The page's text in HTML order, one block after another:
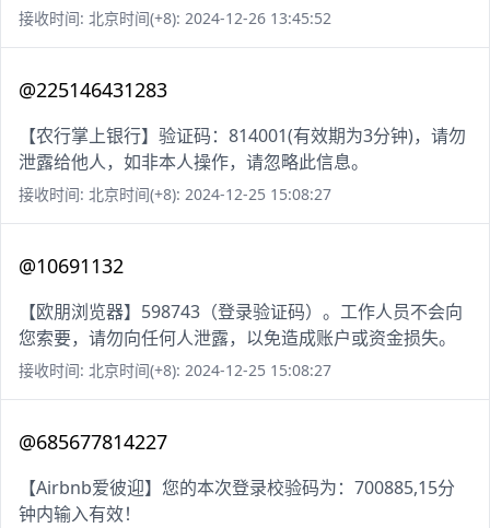
接收时间: 北京时间(+8): 2024-12-26 13:45:52
@225146431283
【农行掌上银行】验证码：814001(有效期为3分钟)，请勿
泄露给他人，如非本人操作，请忽略此信息。
接收时间: 北京时间(+8): 2024-12-25 15:08:27
@10691132
【欧朋浏览器】598743（登录验证码）。工作人员不会向
您索要，请勿向任何人泄露，以免造成账户或资金损失。
接收时间: 北京时间(+8): 2024-12-25 15:08:27
@685677814227
【Airbnb爱彼迎】您的本次登录校验码为：700885,15分
钟内输入有效！